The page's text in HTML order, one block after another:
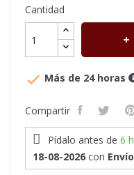
Cantidad
 Más de 24 horas
Compartir
Pídalo antes de 6
18-08-2026 con